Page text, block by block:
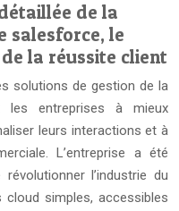
de la
salesforce, le
la réussite client
solutions de gestion de la
les entreprises à mieux
leurs interactions et à
L’entreprise a été
l’industrie du
simples, accessibles